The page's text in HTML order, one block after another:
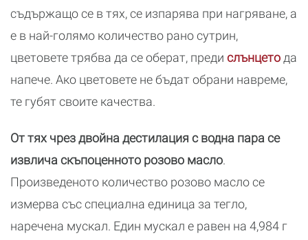
съдържащо се в тях, се изпарява при нагряване, а
е в най-голямо количество рано сутрин,
цветовете трябва да се оберат, преди слънцето да
напече. Ако цветовете не бъдат обрани навреме,
те губят своите качества.
От тях чрез двойна дестилация с водна пара се
извлича скъпоценното розово масло.
Произведеното количество розово масло се
измерва със специална единица за тегло,
наречена мускал. Един мускал е равен на 4,984 г